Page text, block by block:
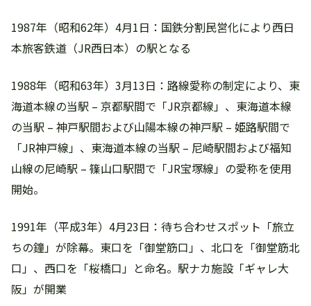
1987年（昭和62年）4月1日：国鉄分割民営化により西日
本旅客鉄道（JR西日本）の駅となる
1988年（昭和63年）3月13日：路線愛称の制定により、東
海道本線の当駅 – 京都駅間で「JR京都線」、東海道本線
の当駅 – 神戸駅間および山陽本線の神戸駅 – 姫路駅間で
「JR神戸線」、東海道本線の当駅 – 尼崎駅間および福知
山線の尼崎駅 – 篠山口駅間で「JR宝塚線」の愛称を使用
開始。
1991年（平成3年）4月23日：待ち合わせスポット「旅立
ちの鐘」が除幕。東口を「御堂筋口」、北口を「御堂筋北
口」、西口を「桜橋口」と命名。駅ナカ施設「ギャレ大
阪」が開業